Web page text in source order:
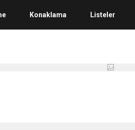
Konaklama Listeler